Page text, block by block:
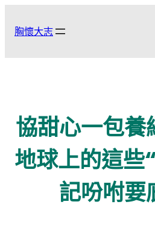
胸懷大志
協甜心一包養
地球上的這些
記吩咐要